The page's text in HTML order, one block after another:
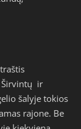
Širvintų ir
šalyje tokios
rajone. Be